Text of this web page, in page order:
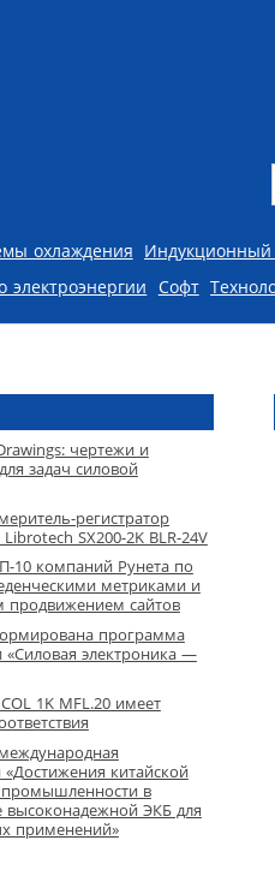
охлаждения Индукционный
электроэнергии Софт
чертежи и
задач силовой
регистратор
SX200-2K BLR-24V
10 компаний Рунета по
метриками и
продвижением сайтов
программа
электроника —
1K MFL.20 имеет
китайской
промышленности в
высоконадежной ЭКБ для
применений»